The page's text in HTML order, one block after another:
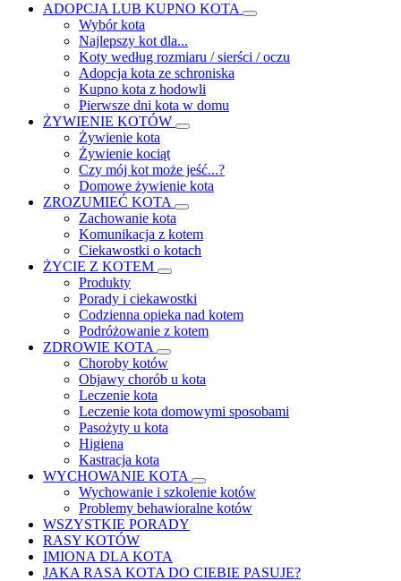
ADOPCJA LUB KUPNO KOTA
Wybór kota
Najlepszy kot dla...
Koty według rozmiaru / sierści / oczu
Adopcja kota ze schroniska
Kupno kota z hodowli
Pierwsze dni kota w domu
ŻYWIENIE KOTÓW
Żywienie kota
Żywienie kociąt
Czy mój kot może jeść...?
Domowe żywienie kota
ZROZUMIEĆ KOTA
Zachowanie kota
Komunikacja z kotem
Ciekawostki o kotach
ŻYCIE Z KOTEM
Produkty
Porady i ciekawostki
Codzienna opieka nad kotem
Podróżowanie z kotem
ZDROWIE KOTA
Choroby kotów
Objawy chorób u kota
Leczenie kota
Leczenie kota domowymi sposobami
Pasożyty u kota
Higiena
Kastracja kota
WYCHOWANIE KOTA
Wychowanie i szkolenie kotów
Problemy behawioralne kotów
WSZYSTKIE PORADY
RASY KOTÓW
IMIONA DLA KOTA
JAKA RASA KOTA DO CIEBIE PASUJE?